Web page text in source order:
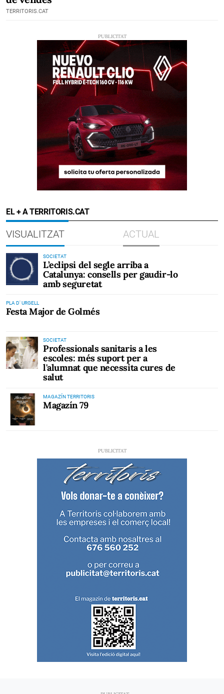
TERRITORIS.CAT
EL + A TERRITORIS.CAT
VISUALITZAT ACTUAL
SOCIETAT
L’eclipsi del segle arriba a
Catalunya: consells per gaudir-lo
amb seguretat
PLA D' URGELL
Festa Major de Golmés
SOCIETAT
Professionals sanitaris a les
escoles: més suport per a
l'alumnat que necessita cures de
salut
MAGAZÍN TERRITORIS
Magazín 79